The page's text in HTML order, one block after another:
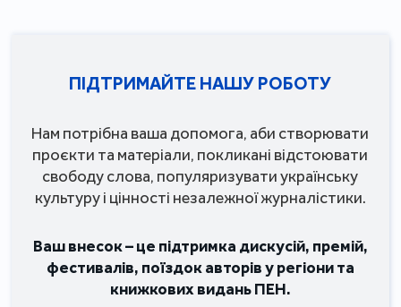
ПІДТРИМАЙТЕ НАШУ РОБОТУ
Нам потрібна ваша допомога, аби створювати
проєкти та матеріали, покликані відстоювати
свободу слова, популяризувати українську
культуру і цінності незалежної журналістики.
Ваш внесок – це підтримка дискусій, премій,
фестивалів, поїздок авторів у регіони та
книжкових видань ПЕН.